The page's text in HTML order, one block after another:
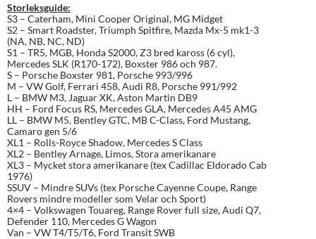
Storleksguide:
S3 – Caterham, Mini Cooper Original, MG Midget
S2 – Smart Roadster, Triumph Spitfire, Mazda Mx-5 mk1-3
(NA, NB, NC, ND)
S1 – TR5, MGB, Honda S2000, Z3 bred kaross (6 cyl),
Mercedes SLK (R170-172), Boxster 986 och 987.
S – Porsche Boxster 981, Porsche 993/996
M – VW Golf, Ferrari 458, Audi R8, Porsche 991/992
L – BMW M3, Jaguar XK, Aston Martin DB9
HH – Ford Focus RS, Mercedes GLA, Mercedes A45 AMG
LL – BMW M5, Bentley GTC, MB C-Class, Ford Mustang,
Camaro gen 5/6
XL1 – Rolls-Royce Shadow, Mercedes S Class
XL2 – Bentley Arnage, Limos, Stora amerikanare
XL3 – Mycket stora amerikanare (tex Cadillac Eldorado Cab
1976)
SSUV – Mindre SUVs (tex Porsche Cayenne Coupe, Range
Rovers mindre modeller som Velar och Sport)
4×4 – Volkswagen Touareg, Range Rover full size, Audi Q7,
Defender 110, Mercedes G Wagon
Van – VW T4/T5/T6, Ford Transit SWB